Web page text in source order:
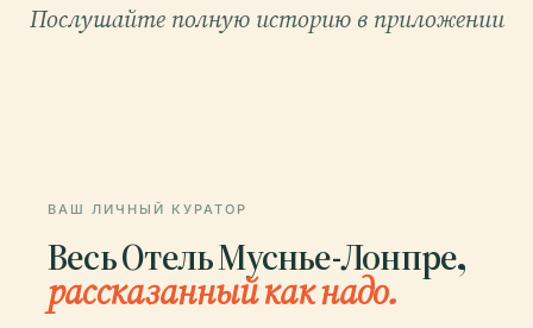
Послушайте полную историю в приложении
ВАШ ЛИЧНЫЙ КУРАТОР
Весь Отель Муснье-Лонпре,
рассказанный как надо.